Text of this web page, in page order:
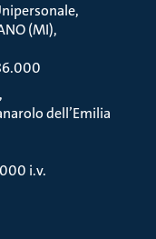
(MI)
dell’Emilia
i.v.